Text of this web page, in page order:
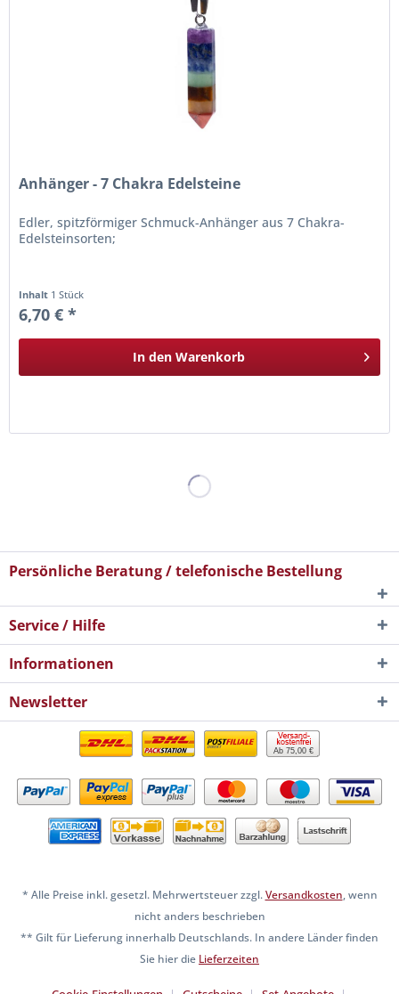
Anhänger - 7 Chakra Edelsteine
Edler, spitzförmiger Schmuck-Anhänger aus 7 Chakra-
Edelsteinsorten;
Inhalt 1 Stück
6,70 € *
In den Warenkorb
Persönliche Beratung / telefonische Bestellung
Service / Hilfe
Informationen
Newsletter
Ab 75,00 €
* Alle Preise inkl. gesetzl. Mehrwertsteuer zzgl.Versandkosten, wenn
nicht anders beschrieben
** Gilt für Lieferung innerhalb Deutschlands. In andere Länder finden
Sie hier die Lieferzeiten